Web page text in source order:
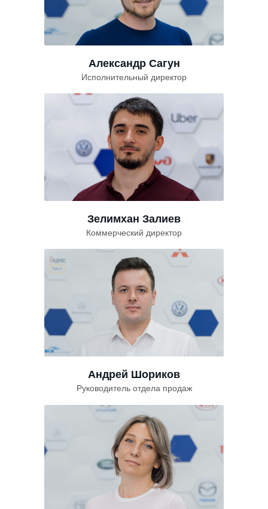
Александр Сагун
Зелимхан Залиев
Андрей Шориков
Исполнительный директор
Коммерческий директор
Руководитель отдела продаж